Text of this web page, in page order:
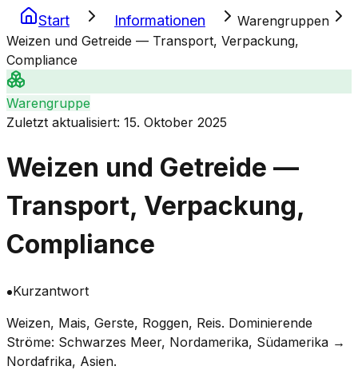
Start Informationen
Warengruppen
Weizen und Getreide — Transport, Verpackung,
Compliance
Warengruppe
Zuletzt aktualisiert: 15. Oktober 2025
Weizen und Getreide —
Transport, Verpackung,
Compliance
Kurzantwort
Weizen, Mais, Gerste, Roggen, Reis. Dominierende
Ströme: Schwarzes Meer, Nordamerika, Südamerika →
Nordafrika, Asien.